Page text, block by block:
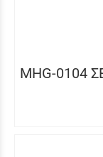
MHG-0104